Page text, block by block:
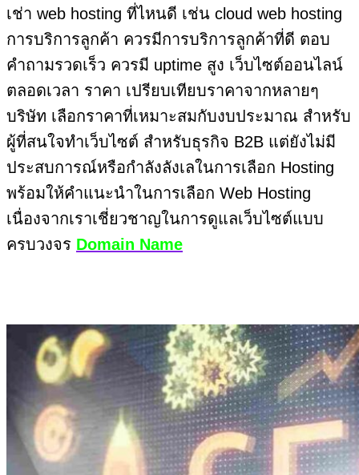
เช่า web hosting ที่ไหนดี เช่น cloud web hosting
การบริการลูกค้า ควรมีการบริการลูกค้าที่ดี ตอบ
คำถามรวดเร็ว ควรมี uptime สูง เว็บไซต์ออนไลน์
ตลอดเวลา ราคา เปรียบเทียบราคาจากหลายๆ
บริษัท เลือกราคาที่เหมาะสมกับงบประมาณ สำหรับ
ผู้ที่สนใจทำเว็บไซต์ สำหรับธุรกิจ B2B แต่ยังไม่มี
ประสบการณ์หรือกำลังลังเลในการเลือก Hosting
พร้อมให้คำแนะนำในการเลือก Web Hosting
เนื่องจากเราเชี่ยวชาญในการดูแลเว็บไซต์แบบ
ครบวงจร Domain Name